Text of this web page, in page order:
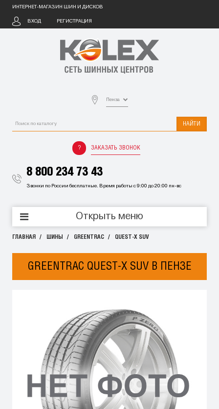
ИНТЕРНЕТ-МАГАЗИН ШИН И ДИСКОВ
ВХОД РЕГИСТРАЦИЯ
Пенза
НАЙТИ
ЗАКАЗАТЬ ЗВОНОК
8 800 234 73 43
Звонки по России бесплатные. Время работы с 9:00 до 20:00 пн-вс
Открыть меню
ГЛАВНАЯ ШИНЫ GREENTRAC QUEST-X SUV
GREENTRAC QUEST-X SUV В ПЕНЗЕ